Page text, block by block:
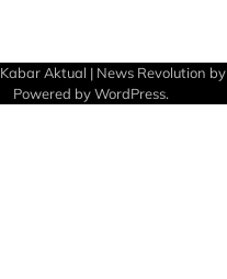
Kabar Aktual | News Revolution by
Powered byWordPress.